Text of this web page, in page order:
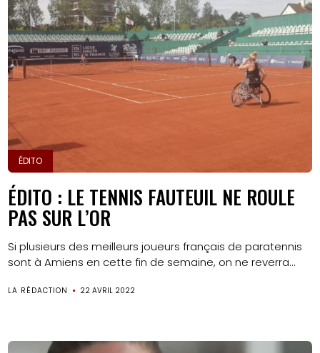
ÉDITO
ÉDITO : LE TENNIS FAUTEUIL NE ROULE
PAS SUR L’OR
Si plusieurs des meilleurs joueurs français de paratennis
sont à Amiens en cette fin de semaine, on ne reverra...
LA RÉDACTION 22 AVRIL 2022